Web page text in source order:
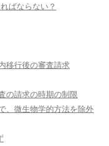
ばならない？
移行後の審査請求
の請求の時期の制限
、微生物学的方法を除外